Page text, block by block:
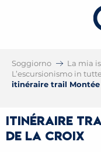
Soggiorno
La mia
L’escursionismo in
itinéraire trail
itinéraire
de la Croix